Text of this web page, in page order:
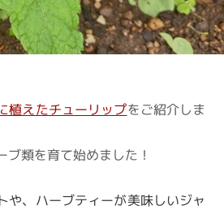
植えたチューリップをご紹介しま
類を育て始めました！
や、ハーブティーが美味しいジャ